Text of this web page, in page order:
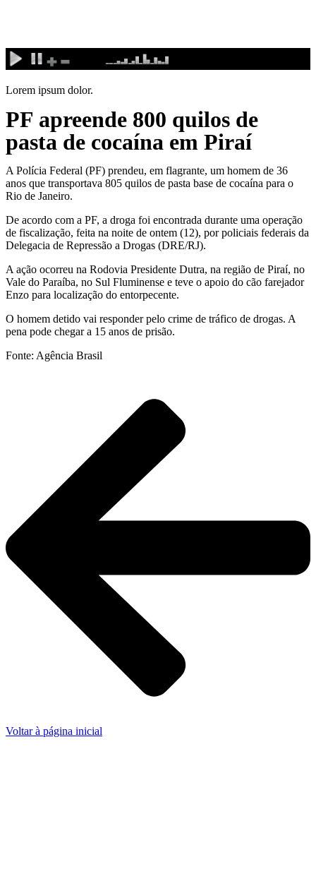
conteúdo
Lorem ipsum dolor.
PF apreende 800 quilos de
pasta de cocaína em Piraí
A Polícia Federal (PF) prendeu, em flagrante, um homem de 36
anos que transportava 805 quilos de pasta base de cocaína para o
Rio de Janeiro.
De acordo com a PF, a droga foi encontrada durante uma operação
de fiscalização, feita na noite de ontem (12), por policiais federais da
Delegacia de Repressão a Drogas (DRE/RJ).
A ação ocorreu na Rodovia Presidente Dutra, na região de Piraí, no
Vale do Paraíba, no Sul Fluminense e teve o apoio do cão farejador
Enzo para localização do entorpecente.
O homem detido vai responder pelo crime de tráfico de drogas. A
pena pode chegar a 15 anos de prisão.
Fonte: Agência Brasil
Voltar à página inicial